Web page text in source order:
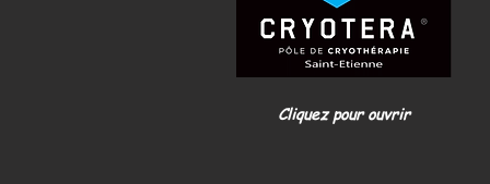
Cliquez pour ouvrir